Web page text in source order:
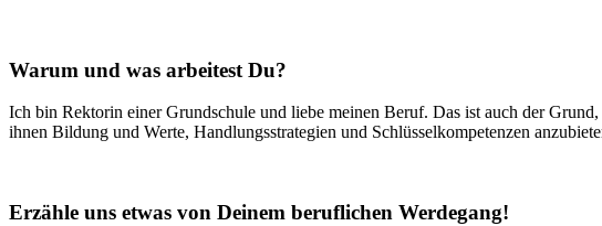
Warum und was arbeitest Du?
Ich bin Rektorin einer Grundschule und liebe meinen Beruf. Das ist auch der
ihnen Bildung und Werte, Handlungsstrategien und Schlüsselkompetenzen
Erzähle uns etwas von Deinem beruflichen Werdegang!